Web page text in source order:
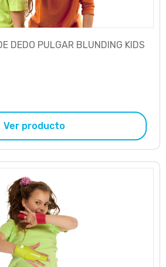
DEDO PULGAR BLUNDING KIDS
Ver producto